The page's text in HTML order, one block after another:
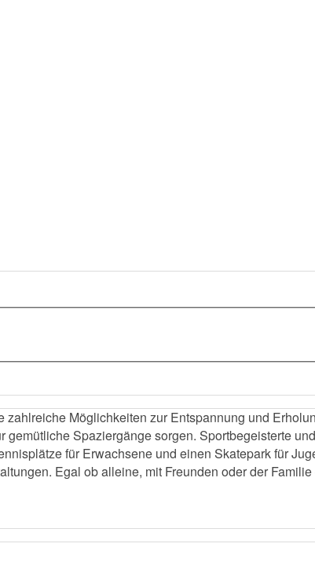
Möglichkeiten zur Entspannung und
Spaziergänge sorgen. Sportbegeisterte
für Erwachsene und einen Skatepark für
Egal ob alleine, mit Freunden oder der